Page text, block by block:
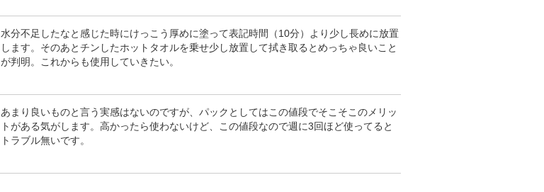
水分不足したなと感じた時にけっこう厚めに塗って表記時間（10分）より少し長めに放置
します。そのあとチンしたホットタオルを乗せ少し放置して拭き取るとめっちゃ良いこと
が判明。これからも使用していきたい。
あまり良いものと言う実感はないのですが、パックとしてはこの値段でそこそこのメリッ
トがある気がします。高かったら使わないけど、この値段なので週に3回ほど使ってると
トラブル無いです。